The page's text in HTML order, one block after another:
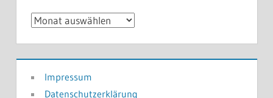
Archiv
Impressum
Datenschutzerklärung